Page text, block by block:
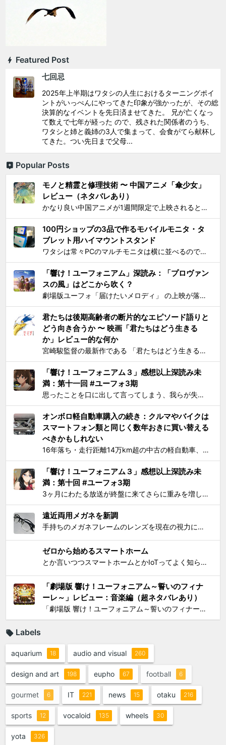
Featured Post
七回忌
2025年上半期はワタシの人生におけるターニングポイ
ントがいっぺんにやってきた印象が強かったが、その総
決算的なイベントを先日済ませてきた。 兄が亡くなっ
て数えで七年が経った ので、残された関係者のうち、
ワタシと姉と義姉の3人で集まって、会食がてら献杯し
てきた。つい先日まで父母...
Popular Posts
モノと精霊と修理技術 〜 中国アニメ「傘少女」
レビュー（ネタバレあり）
かなり良い中国アニメが1週間限定で上映されるとSNS上で見かけ、それがたまたま通勤圏内の映画館だったし、なにより「 羅小黒戦記 」で食らった衝撃を忘れることはできないので、 映画『傘少女 ー精霊たちの物語ー』 を見てきた。 いかにも中国アニメと思わせるプロローグからタイトルが...
100円ショップの3品で作るモバイルモニタ・タ
ブレット用ハイマウントスタンド
ワタシは常々PCのマルチモニタは横に並べるのではなく縦に積み重ねろと主張してきたわけですが 📺📺 ← こうじゃなくて 📺 ← 📺 ← こう！ ノートPCの画面上部にモバイルモニター・タブレットをこのように配置するスタンドを探しても一長一短なので、100円ショ...
「響け！ユーフォニアム」深読み：「プロヴァン
スの風」はどこから吹く？
劇場版ユーフォ「届けたいメロディ」 の上映が落ち着いてきたので、そろそろ久美子が高校1年生時代の話をするのもおしまいにする頃合いと見て小ネタを投下。 原作小説とは違ってアニメ版では、課題曲：「プロヴァンスの風」、自由曲「三日月の舞」となっているのは皆さんご存知の通り。「...
君たちは後期高齢者の断片的なエピソード語りと
どう向き合うか 〜 映画「君たちはどう生きる
か」レビュー的な何か
宮崎駿監督の最新作である 「君たちはどう生きるか」 を、封切初日のちょうど先週に見た。 個人的には、アニメとしては楽しめたけど物語はつまらないと感じた。エンドクレジットのプロデューサー欄に実の息子である宮崎吾朗氏の名前が載ってて最悪とも思ったりしたのだが、見た直後に呟いたこと...
「響け！ユーフォニアム３」感想以上深読み未
満：第十一回 #ユーフォ3期
思ったことを口に出して言ってしまう、我らが失言王たる黄前久美子がまたもやブチかましてくれました。 「変ですよね、学校の吹奏楽って」 リアルな吹奏楽の世界では一種の禁句めいた話題らしいところまで切り込んでくるあたり、ユーフォ3の覚悟の程が再確認できます。 それはともかく久...
オンボロ軽自動車購入の続き：クルマやバイクは
スマートフォン類と同じく数年おきに買い替える
べきかもしれない
16年落ち・走行距離14万km超の中古の軽自動車、2006年式スズキKeiワークス（HN22S型）の2WD・MT版を買った のが1ヶ月とちょっと前、あれこれと手を加えては都度Twitterに報告していたが、購入当初に予定していたモデファイがだいたい落ち着いたので中間報告と、いじっ...
「響け！ユーフォニアム３」感想以上深読み未
満：第十回 #ユーフォ3期
3ヶ月にわたる放送が終盤に来てさらに重みを増して、それをどう自分なりに消化してテキストとして残せばいいかを考えてたら数週間が経過してました。難関である関西大会を前に北宇治高校吹奏楽部とその部長でひとりのユーフォニアム奏者でもある黄前久美子という人物に「史上最大の危機」が訪れたのが...
遠近両用メガネを新調
手持ちのメガネフレームのレンズを現在の視力に合わせて総入れ替えしてから気になり始めた手元を見るときの違和感が特にこの1年で増したので、思い切って遠近両用メガネを新調した。要するにアラフィフにふさわしく老眼が進んで近くが見えづらくなったので、道具でサポートせねばならなくなったわけで...
ゼロから始めるスマートホーム
とか言いつつスマートホームとかIoTってよく知らんけど、おもしろ電気小物を活用して家電生活をもっとエンジョイしちゃおう！というわけで初歩的なものからIT系ガジェットまで一気に紹介して使い方の提案をしようと思う。 0）アナログ的なもの：リモコンコンセント、タイマーつきコンセント...
「劇場版 響け！ユーフォニアム～誓いのフィナ
ーレ～」レビュー：音楽編（超ネタバレあり）
「劇場版 響け！ユーフォニアム～誓いのフィナーレ～」レビューシリーズの最後は、 総論 と 作画編 に続いて音楽編。これまでの記事ではいささかシビアな見方をしてきたが、音楽は、これまでと同様の上質さでもって我々を楽しませてくれたと思う。 「ユーフォ」シリーズは、極めてすぐれた音...
Labels
aquarium 18 audio and visual 260
design and art 198 eupho 67 football 6
gourmet 6 IT 221 news 15 otaku 216
sports 12 vocaloid 135 wheels 30
yota 326